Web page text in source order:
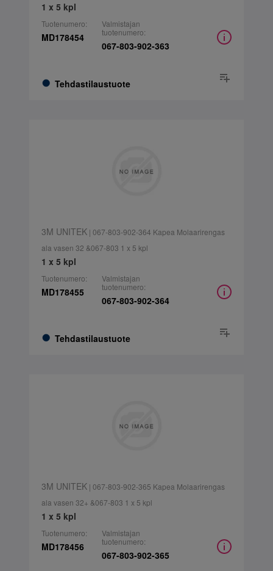
1 x 5 kpl
Tuotenumero:
MD178454
Tehdastilaustuote
Valmistajan
tuotenumero:
067-803-902-363
3M UNITEK| 067-803-902-364 Kapea Molaarirengas
ala vasen 32 &067-803 1 x 5 kpl
1 x 5 kpl
Tuotenumero:
MD178455
Tehdastilaustuote
Valmistajan
tuotenumero:
067-803-902-364
3M UNITEK| 067-803-902-365 Kapea Molaarirengas
ala vasen 32+ &067-803 1 x 5 kpl
1 x 5 kpl
Tuotenumero:
MD178456
Valmistajan
tuotenumero:
067-803-902-365